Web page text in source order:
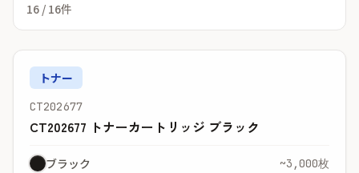
16 / 16件
トナー
CT202677
CT202677 トナーカートリッジ ブラック
ブラック ~3,000枚